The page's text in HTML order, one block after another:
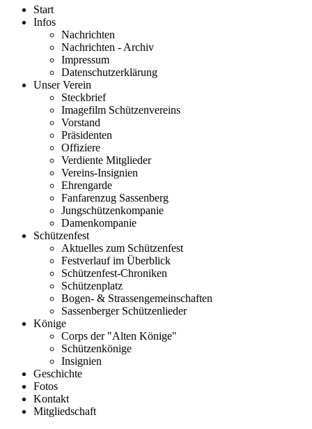
Start
Infos
Nachrichten
Nachrichten - Archiv
Impressum
Datenschutzerklärung
Unser Verein
Steckbrief
Imagefilm Schützenvereins
Vorstand
Präsidenten
Offiziere
Verdiente Mitglieder
Vereins-Insignien
Ehrengarde
Fanfarenzug Sassenberg
Jungschützenkompanie
Damenkompanie
Schützenfest
Aktuelles zum Schützenfest
Festverlauf im Überblick
Schützenfest-Chroniken
Schützenplatz
Bogen- & Strassengemeinschaften
Sassenberger Schützenlieder
Könige
Corps der "Alten Könige"
Schützenkönige
Insignien
Geschichte
Fotos
Kontakt
Mitgliedschaft